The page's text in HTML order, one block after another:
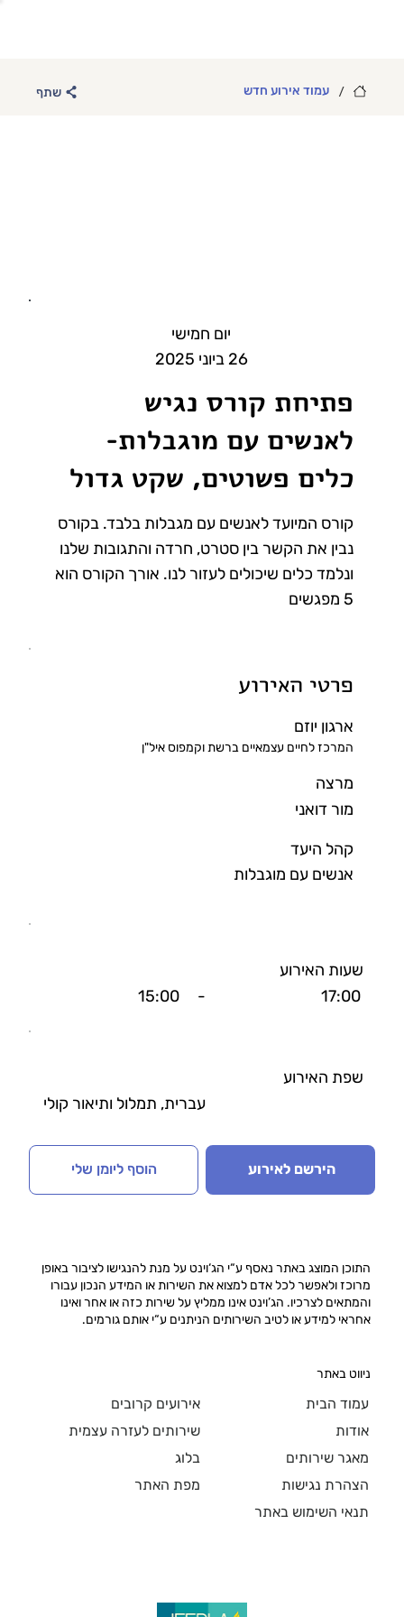
/ עמוד אירוע חדש שתף
יום חמישי
26 ביוני 2025
פתיחת קורס נגיש
לאנשים עם מוגבלות-
כלים פשוטים, שקט גדול
קורס המיועד לאנשים עם מגבלות בלבד. בקורס
נבין את הקשר בין סטרט, חרדה והתגובות שלנו
ונלמד כלים שיכולים לעזור לנו. אורך הקורס הוא
5 מפגשים
פרטי האירוע
ארגון יוזם
המרכז לחיים עצמאיים ברשת וקמפוס איל"ן
מרצה
מור דואני
קהל היעד
אנשים עם מוגבלות
שעות האירוע
17:00
-
15:00
שפת האירוע
עברית, תמלול ותיאור קולי
הירשם לאירוע הוסף ליומן שלי
התוכן המוצג באתר נאסף ע“י הג‘וינט על מנת להנגישו לציבור באופן
מרוכז ולאפשר לכל אדם למצוא את השירות או המידע הנכון עבורו
והמתאים לצרכיו. הג’וינט אינו ממליץ על שירות כזה או אחר ואינו
אחראי למידע או לטיב השירותים הניתנים ע“י אותם גורמים.
ניווט באתר
עמוד הבית
אודות
מאגר שירותים
הצהרת נגישות
תנאי השימוש באתר
אירועים קרובים
שירותים לעזרה עצמית
בלוג
מפת האתר